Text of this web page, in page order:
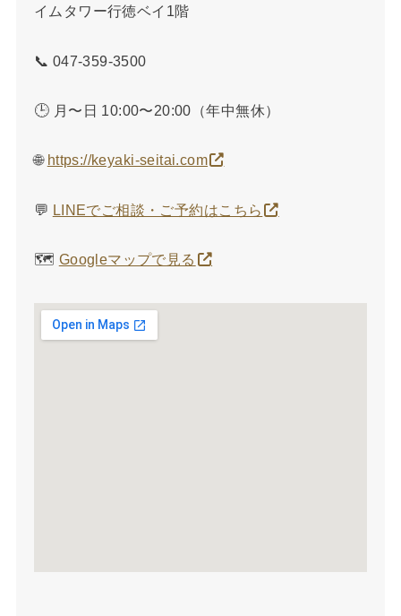
イムタワー行徳ベイ1階
📞 047-359-3500
🕒 月〜日 10:00〜20:00（年中無休）
🌐 https://keyaki-seitai.com
💬 LINEでご相談・ご予約はこちら
🗺️ Googleマップで見る